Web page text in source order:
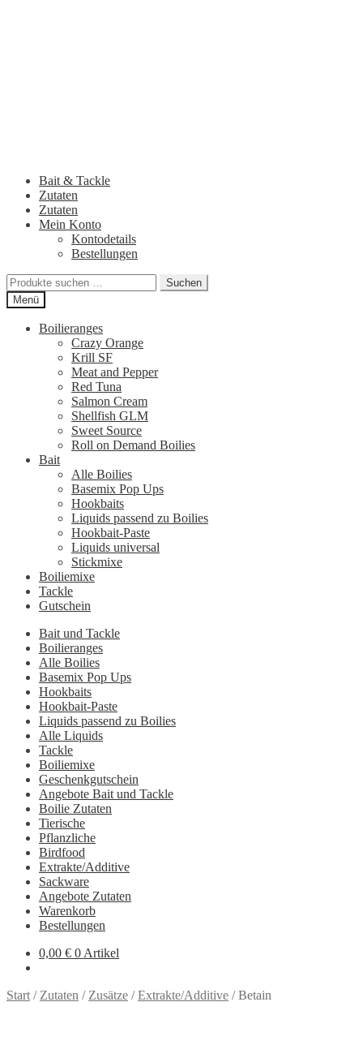
Bait & Tackle
Zutaten
Zutaten
Mein Konto
Kontodetails
Bestellungen
Suchen
nach:
Suchen
Menü
Boilieranges
Crazy Orange
Krill SF
Meat and Pepper
Red Tuna
Salmon Cream
Shellfish GLM
Sweet Source
Roll on Demand Boilies
Bait
Alle Boilies
Basemix Pop Ups
Hookbaits
Liquids passend zu Boilies
Hookbait-Paste
Liquids universal
Stickmixe
Boiliemixe
Tackle
Gutschein
Bait und Tackle
Boilieranges
Alle Boilies
Basemix Pop Ups
Hookbaits
Hookbait-Paste
Liquids passend zu Boilies
Alle Liquids
Tackle
Boiliemixe
Geschenkgutschein
Angebote Bait und Tackle
Boilie Zutaten
Tierische
Pflanzliche
Birdfood
Extrakte/Additive
Sackware
Angebote Zutaten
Warenkorb
Bestellungen
0,00 € 0 Artikel
Start / Zutaten / Zusätze /Extrakte/Additive /Betain